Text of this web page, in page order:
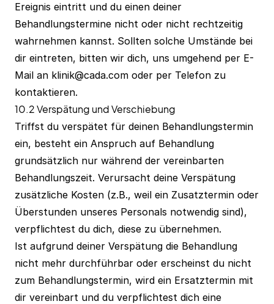
Ereignis eintritt und du einen deiner
Behandlungstermine nicht oder nicht rechtzeitig
wahrnehmen kannst. Sollten solche Umstände bei
dir eintreten, bitten wir dich, uns umgehend per E-
Mail an klinik@cada.com oder per Telefon zu
kontaktieren.
10.2 Verspätung und Verschiebung
Triffst du verspätet für deinen Behandlungstermin
ein, besteht ein Anspruch auf Behandlung
grundsätzlich nur während der vereinbarten
Behandlungszeit. Verursacht deine Verspätung
zusätzliche Kosten (z.B., weil ein Zusatztermin oder
Überstunden unseres Personals notwendig sind),
verpflichtest du dich, diese zu übernehmen.
Ist aufgrund deiner Verspätung die Behandlung
nicht mehr durchführbar oder erscheinst du nicht
zum Behandlungstermin, wird ein Ersatztermin mit
dir vereinbart und du verpflichtest dich eine